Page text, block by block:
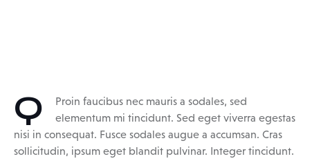
Q
Proin faucibus nec mauris a sodales, sed
elementum mi tincidunt. Sed eget viverra egestas
nisi in consequat. Fusce sodales augue a accumsan. Cras
sollicitudin, ipsum eget blandit pulvinar. Integer tincidunt.